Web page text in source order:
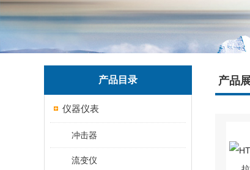
产品目录
仪器仪表
冲击器
流变仪
产品